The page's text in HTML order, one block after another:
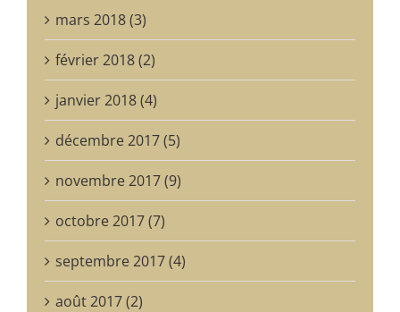
mars 2018 (3)
février 2018 (2)
janvier 2018 (4)
décembre 2017 (5)
novembre 2017 (9)
octobre 2017 (7)
septembre 2017 (4)
août 2017 (2)